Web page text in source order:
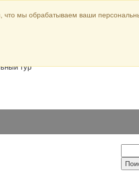
тур
что мы обрабатываем ваши